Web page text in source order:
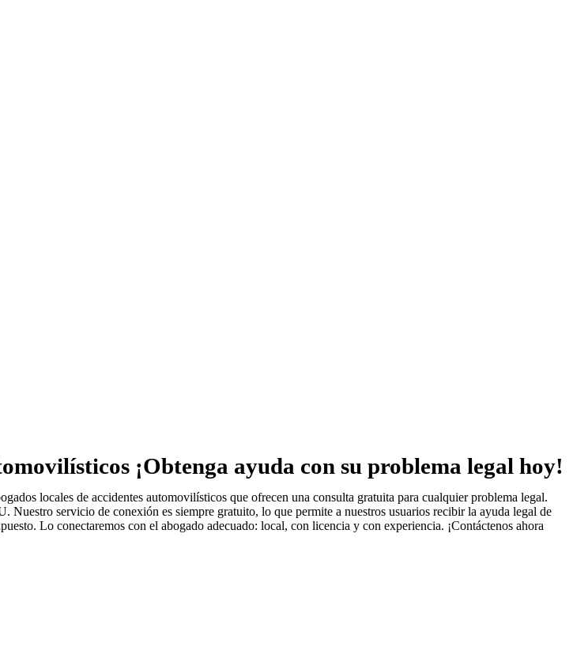
¡Obtenga ayuda con su problema legal hoy!
locales de accidentes automovilísticos que ofrecen una consulta gratuita para cualquier problema legal.
Nuestro servicio de conexión es siempre gratuito, lo que permite a nuestros usuarios recibir la ayuda legal de
Lo conectaremos con el abogado adecuado: local, con licencia y con experiencia. ¡Contáctenos ahora